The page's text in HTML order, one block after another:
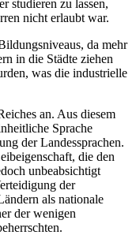
studieren zu lassen,
nicht erlaubt war.
da mehr
in die Städte ziehen
was die industrielle
an. Aus diesem
Sprache
der Landessprachen.
die den
unbeabsichtigt
der
als nationale
der wenigen